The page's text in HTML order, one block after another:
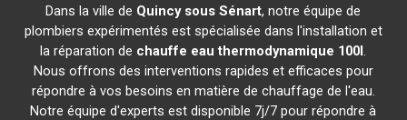
Dans la ville de Quincy sous Sénart, notre équipe de
plombiers expérimentés est spécialisée dans l'installation et
la réparation de chauffe eau thermodynamique 100l.
Nous offrons des interventions rapides et efficaces pour
répondre à vos besoins en matière de chauffage de l'eau.
Notre équipe d'experts est disponible 7j/7 pour répondre à